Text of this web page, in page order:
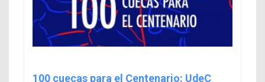
100 cuecas para el Centenario: UdeC